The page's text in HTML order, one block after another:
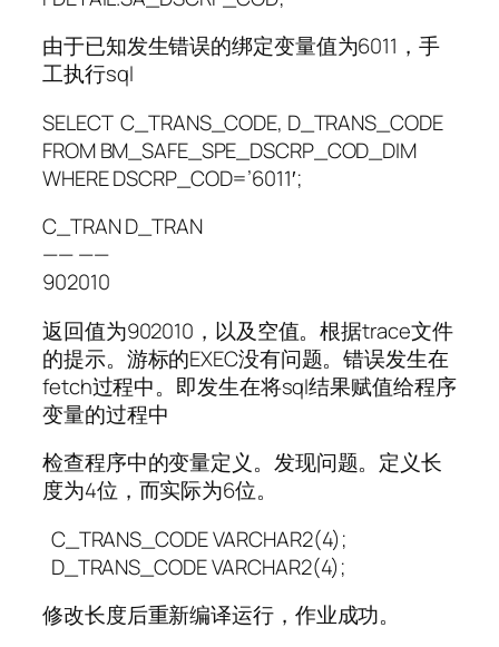
由于已知发生错误的绑定变量值为6011，手
工执行sql
SELECT C_TRANS_CODE, D_TRANS_CODE
FROM BM_SAFE_SPE_DSCRP_COD_DIM
WHERE DSCRP_COD=’6011′;
C_TRAN D_TRAN
—— ——
902010
返回值为902010，以及空值。根据trace文件
的提示。游标的EXEC没有问题。错误发生在
fetch过程中。即发生在将sql结果赋值给程序
变量的过程中
检查程序中的变量定义。发现问题。定义长
度为4位，而实际为6位。
C_TRANS_CODE VARCHAR2(4);
D_TRANS_CODE VARCHAR2(4);
修改长度后重新编译运行，作业成功。